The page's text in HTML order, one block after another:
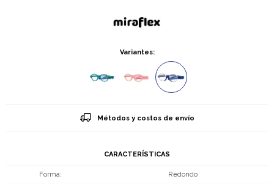
Variantes:
Métodos y costos de envío
CARACTERÍSTICAS
Forma Redondo